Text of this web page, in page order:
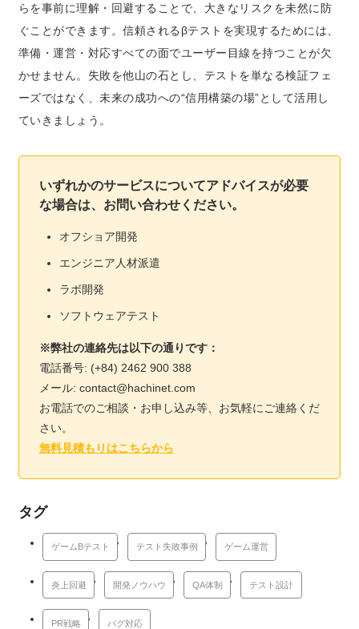
らを事前に理解・回避することで、大きなリスクを未然に防
ぐことができます。信頼されるβテストを実現するためには、
準備・運営・対応すべての面でユーザー目線を持つことが欠
かせません。失敗を他山の石とし、テストを単なる検証フェ
ーズではなく、未来の成功への“信用構築の場”として活用し
ていきましょう。
いずれかのサービスについてアドバイスが必要
な場合は、お問い合わせください。
オフショア開発
エンジニア人材派遣
ラボ開発
ソフトウェアテスト
※弊社の連絡先は以下の通りです：
電話番号: (+84) 2462 900 388
メール: contact@hachinet.com
お電話でのご相談・お申し込み等、お気軽にご連絡くだ
さい。
無料見積もりはこちらから
タグ
ゲームΒテスト テスト失敗事例 ゲーム運営
炎上回避 開発ノウハウ QA体制 テスト設計
PR戦略 バグ対応